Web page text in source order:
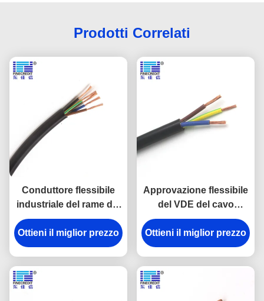
Prodotti Correlati
Conduttore flessibile
industriale del rame del
centro di Muti del cavo
di H05VVF 0.5-6mm2
Ottieni il miglior prezzo
Approvazione flessibile
del VDE del cavo
elettrico del PVC di
H05V2V2-F 2x0.75mm2
300/500V
Ottieni il miglior prezzo